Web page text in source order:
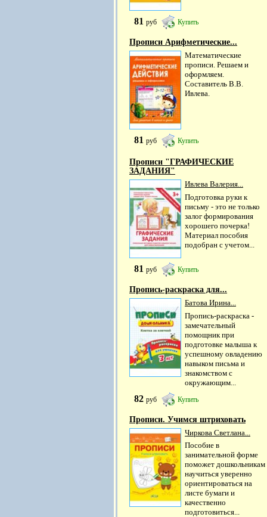
81 руб Купить
Прописи Арифметические...
Математические
прописи. Решаем и
оформляем.
Составитель В.В.
Ивлева.
81 руб Купить
Прописи "ГРАФИЧЕСКИЕ
ЗАДАНИЯ"
Ивлева Валерия...
Подготовка руки к
письму - это не только
залог формирования
хорошего почерка!
Материал пособия
подобран с учетом...
81 руб Купить
Пропись-раскраска для...
Батова Ирина...
Пропись-раскраска -
замечательный
помощник при
подготовке малыша к
успешному овладению
навыком письма и
знакомством с
окружающим...
82 руб Купить
Прописи. Учимся штриховать
Чиркова Светлана...
Пособие в
занимательной форме
поможет дошкольникам
научиться уверенно
ориентироваться на
листе бумаги и
качественно
подготовиться...